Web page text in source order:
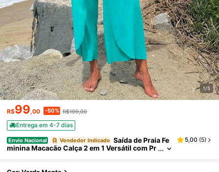
1/5
R$99,00 -50% R$199,00
Entrega em 4-7 dias
Envio Nacional Vendedor Indicado Saída de Praia Fe
minina Macacão Calça 2 em 1 Versátil com Pr
5,00 (5)